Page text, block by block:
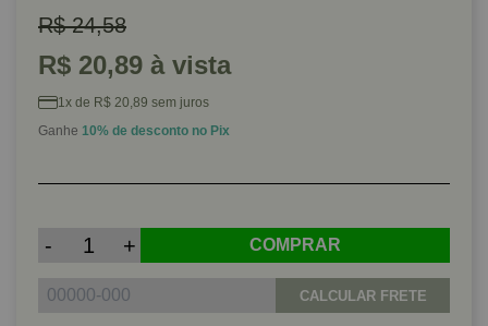
R$ 24,58
R$ 20,89 à vista
1x de R$ 20,89 sem juros
Ganhe 10% de desconto no Pix
- + COMPRAR
CALCULAR FRETE